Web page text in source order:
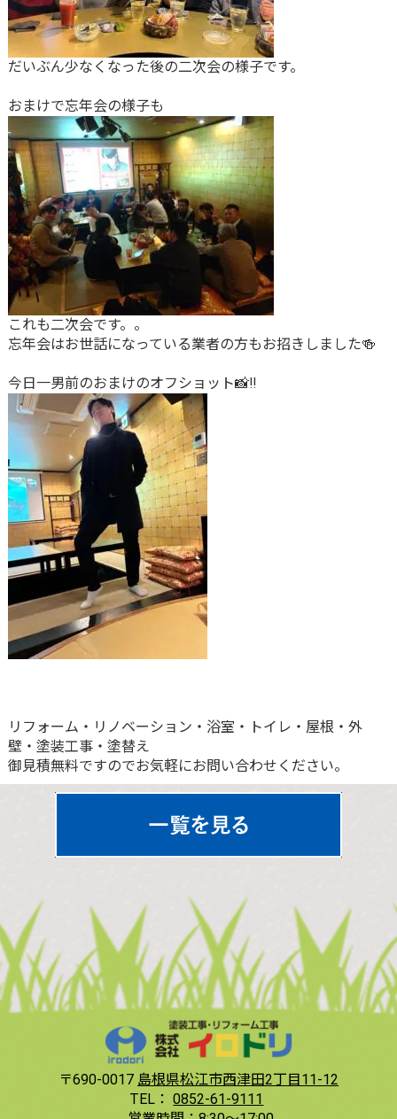
だいぶん少なくなった後の二次会の様子です。
おまけで忘年会の様子も
これも二次会です。。
忘年会はお世話になっている業者の方もお招きしました🍻
今日一男前のおまけのオフショット📸‼
リフォーム・リノベーション・浴室・トイレ・屋根・外
壁・塗装工事・塗替え
御見積無料ですのでお気軽にお問い合わせください。
〒690-0017 島根県松江市西津田2丁目11-12
TEL： 0852-61-9111